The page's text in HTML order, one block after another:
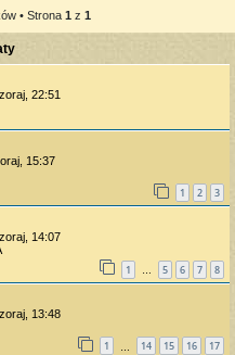
• Strona 1 z 1
22:51
15:37
1 2 3
14:07
1 … 5 6 7 8
13:48
1 14 15 16 17